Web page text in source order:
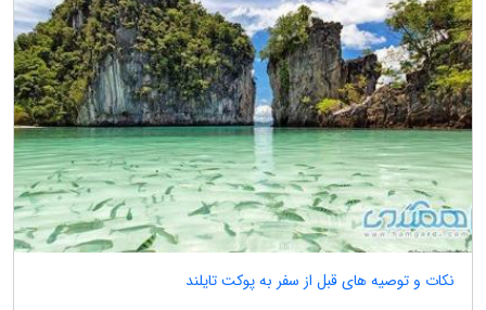
نکات و توصیه های قبل از سفر به پوکت تایلند